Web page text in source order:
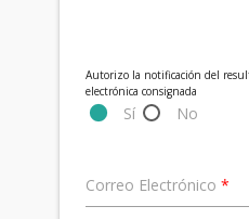
Autorizo la notificación del
electrónica consignada
Sí No
Correo Electrónico*